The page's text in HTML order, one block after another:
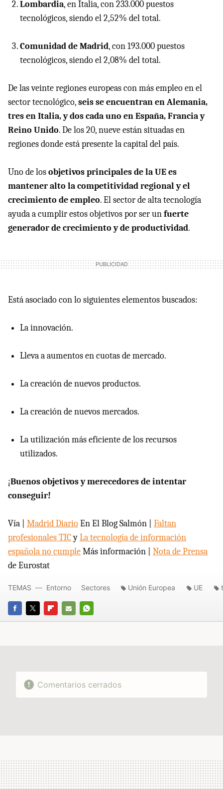
Lombardia, en Italia, con 233.000 puestos
tecnológicos, siendo el 2,52% del total.
Comunidad de Madrid, con 193.000 puestos
tecnológicos, siendo el 2,08% del total.
De las veinte regiones europeas con más empleo en el
sector tecnológico,seis se encuentran en Alemania,
tres en Italia, y dos cada uno en España, Francia y
Reino Unido. De los 20, nueve están situadas en
regiones donde está presente la capital del país.
Uno de losobjetivos principales de la UE es
mantener alto la competitividad regional y el
crecimiento de empleo. El sector de alta tecnología
ayuda a cumplir estos objetivos por ser unfuerte
generador de crecimiento y de productividad.
Está asociado con lo siguientes elementos buscados:
La innovación.
Lleva a aumentos en cuotas de mercado.
La creación de nuevos productos.
La creación de nuevos mercados.
La utilización más eficiente de los recursos
utilizados.
¡Buenos objetivos y merecedores de intentar
conseguir!
Vía | Madrid DiarioEn El Blog Salmón | Faltan
profesionales TICyLa tecnología de información
española no cumpleMás información | Nota de Prensa
de Eurostat
FACEBOOK
TWITTERFLIPBOARD
E-
WHATSAPP
TEMAS Entorno Sectores Unión Europea UE
Comentarios cerrados